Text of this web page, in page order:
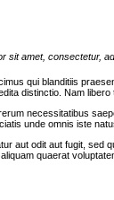
sit amet, consectetur,
qui blanditiis
distinctio. Nam
necessitatibus
unde omnis iste
aut odit aut fugit,
quaerat